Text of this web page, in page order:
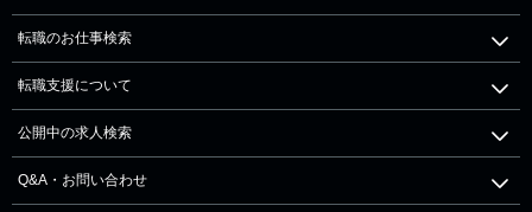
転職のお仕事検索
転職支援について
公開中の求人検索
Q&A・お問い合わせ